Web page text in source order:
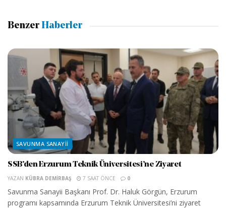
Benzer Haberler
SAVUNMA SANAYII
SSB’den Erzurum Teknik Üniversitesi’ne Ziyaret
YAZAN KÜBRA DEMIRBAŞ 7 SAAT ÖNCE 0
Savunma Sanayii Başkanı Prof. Dr. Haluk Görgün, Erzurum
programı kapsamında Erzurum Teknik Üniversitesi’ni ziyaret